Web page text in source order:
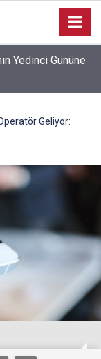
Yedinci Gününe
Geliyor: